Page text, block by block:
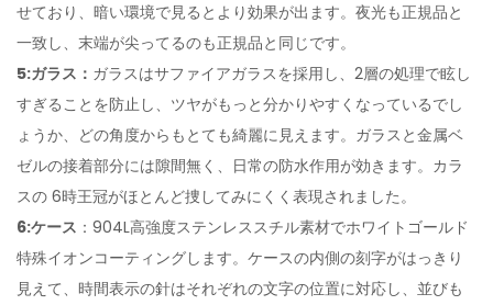
せており、暗い環境で見るとより効果が出ます。夜光も正規品と
一致し、末端が尖ってるのも正規品と同じです。
5:ガラス： ガラスはサファイアガラスを採用し、2層の処理で眩し
すぎることを防止し、ツヤがもっと分かりやすくなっているでし
ょうか、どの角度からもとても綺麗に見えます。ガラスと金属ベ
ゼルの接着部分には隙間無く、日常の防水作用が効きます。カラ
スの 6時王冠がほとんど捜してみにくく表現されました。
6:ケース ：904L高強度ステンレススチル素材でホワイトゴールド
特殊イオンコーティングします。ケースの内側の刻字がはっきり
見えて、時間表示の針はそれぞれの文字の位置に対応し、並びも